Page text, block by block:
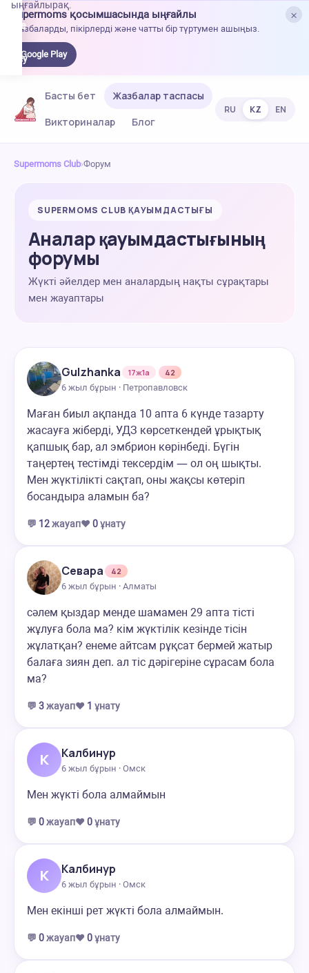
×
Supermoms қосымшасында ыңғайлы
Жазбаларды, пікірлерді және чатты бір түртумен ашыңыз.
Google Play
ыңғайлырақ.
Басты бет
Жазбалар таспасы
Викториналар
Блог
RU KZ EN
Supermoms Club›Форум
SUPERMOMS CLUB ҚАУЫМДАСТЫҒЫ
Аналар қауымдастығының
форумы
Жүкті әйелдер мен аналардың нақты сұрақтары
мен жауаптары
Gulzhanka 17ж1а
42
6 жыл бұрын · Петропавловск
Маған биыл ақпанда 10 апта 6 күнде тазарту
жасауға жіберді, УДЗ көрсеткендей ұрықтық
қапшық бар, ал эмбрион көрінбеді. Бүгін
таңертең тестімді тексердім — ол оң шықты.
Мен жүктілікті сақтап, оны жақсы көтеріп
босандыра аламын ба?
💬 12жауап❤️ 0ұнату
Севара
42
6 жыл бұрын · Алматы
сәлем қыздар менде шамамен 29 апта тісті
жұлуға бола ма? кім жүктілік кезінде тісін
жұлатқан? енеме айтсам рұқсат бермей жатыр
балаға зиян деп. ал тіс дәрігеріне сұрасам бола
ма?
💬 3жауап❤️ 1 ұнату
К Калбинур
6 жыл бұрын · Омск
Мен жүкті бола алмаймын
💬 0жауап❤️ 0ұнату
К Калбинур
6 жыл бұрын · Омск
Мен екінші рет жүкті бола алмаймын.
💬 0жауап❤️ 0ұнату